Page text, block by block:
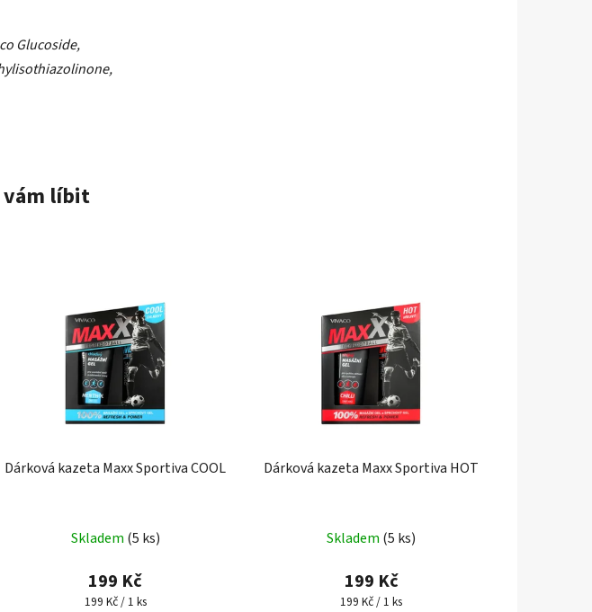
Glucoside,
vám líbit
Dárková kazeta Maxx Sportiva COOL
Skladem (5 ks)
199 Kč
Měrná
199 Kč / 1 ks
Dárková kazeta Maxx Sportiva HOT
Skladem (5 ks)
199 Kč
Měrná
199 Kč / 1 ks